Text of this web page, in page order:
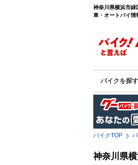
神奈川県横浜市緑
車・オートバイ情
バイクを探す
バイクTOP
神奈川県